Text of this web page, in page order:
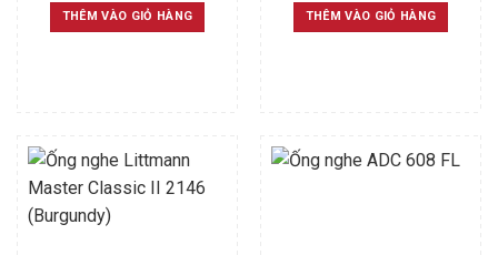
was:
2.100.000 ₫.
THÊM VÀO GIỎ HÀNG
was:
2.100.000 ₫.
THÊM VÀO GIỎ HÀNG